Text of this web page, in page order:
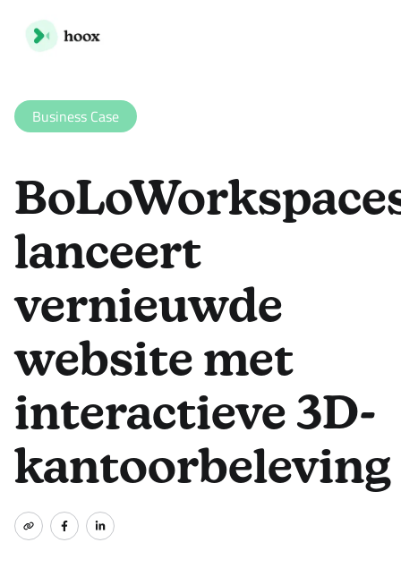
Business Case
lanceert
vernieuwde
website met
interactieve 3D-
kantoorbeleving